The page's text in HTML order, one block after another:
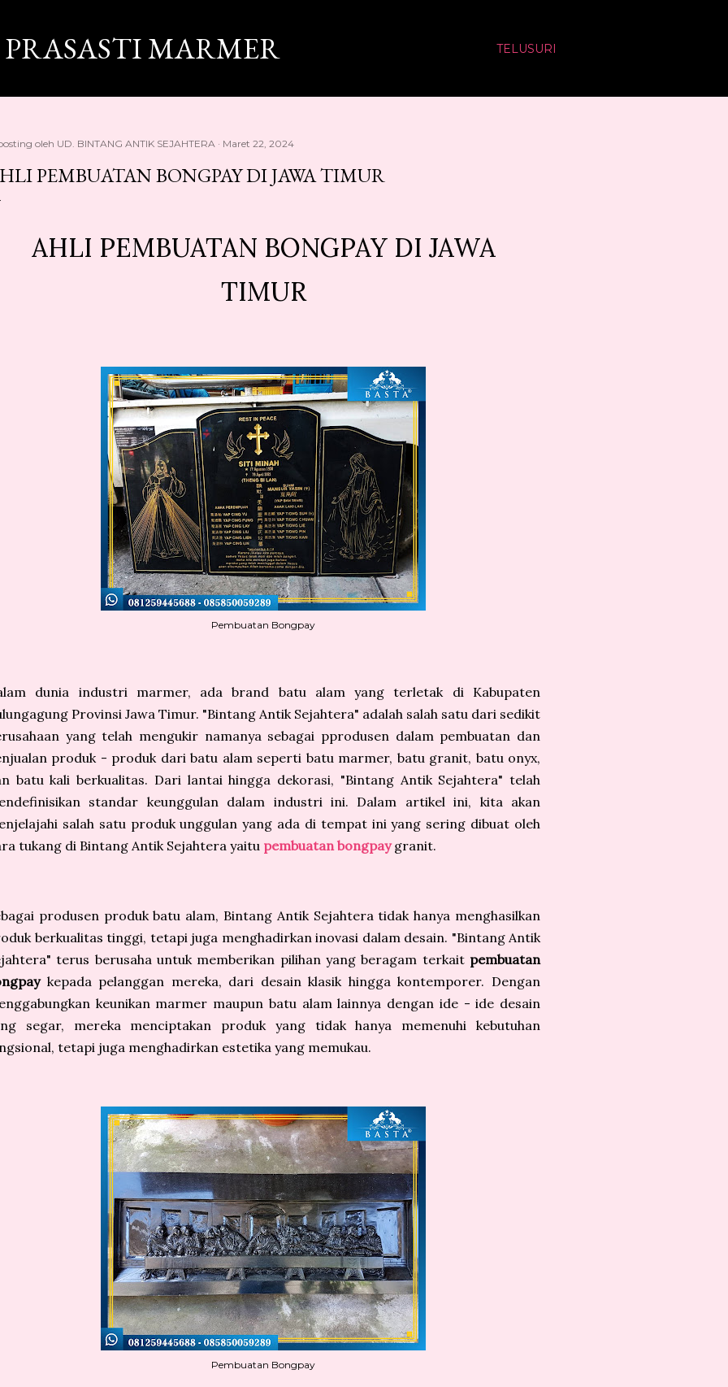
TELUSURI
MARMER
oleh UD. BINTANG ANTIK SEJAHTERA Maret 22, 2024
PEMBUATAN BONGPAY DI JAWA TIMUR
AHLI PEMBUATAN BONGPAY DI JAWA
TIMUR
Pembuatan Bongpay
dunia industri marmer, ada brand batu alam yang terletak di Kabupaten
Provinsi Jawa Timur. "Bintang Antik Sejahtera" adalah salah satu dari sedikit
yang telah mengukir namanya sebagai pprodusen dalam pembuatan dan
produk - produk dari batu alam seperti batu marmer, batu granit, batu onyx,
batu kali berkualitas. Dari lantai hingga dekorasi, "Bintang Antik Sejahtera" telah
standar keunggulan dalam industri ini. Dalam artikel ini, kita akan
salah satu produk unggulan yang ada di tempat ini yang sering dibuat oleh
tukang di Bintang Antik Sejahtera yaitu pembuatan bongpaygranit.
produsen produk batu alam, Bintang Antik Sejahtera tidak hanya menghasilkan
berkualitas tinggi, tetapi juga menghadirkan inovasi dalam desain. "Bintang Antik
terus berusaha untuk memberikan pilihan yang beragam terkait pembuatan
kepada pelanggan mereka, dari desain klasik hingga kontemporer. Dengan
keunikan marmer maupun batu alam lainnya dengan ide - ide desain
segar, mereka menciptakan produk yang tidak hanya memenuhi kebutuhan
tetapi juga menghadirkan estetika yang memukau.
Pembuatan Bongpay